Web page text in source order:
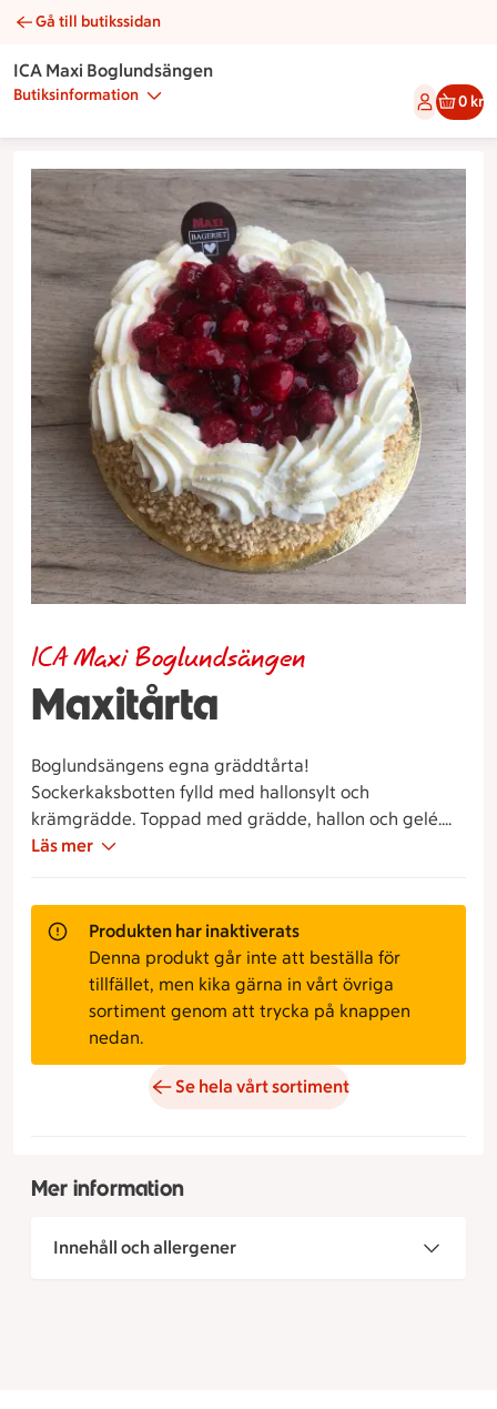
Maxitårta | Catering ICA Maxi Boglundsängen
Gå till butikssidan
ICA Maxi Boglundsängen
Butiksinformation 0 kr
Maxitårta
ICA Maxi Boglundsängen
Boglundsängens egna gräddtårta!
Sockerkaksbotten fylld med hallonsylt och
krämgrädde. Toppad med grädde, hallon och gelé.
Krokantströssel runt om.
Läs mer
Produkten har inaktiverats
Denna produkt går inte att beställa för
tillfället, men kika gärna in vårt övriga
sortiment genom att trycka på knappen
nedan.
Se hela vårt sortiment
Mer information
Innehåll och allergener